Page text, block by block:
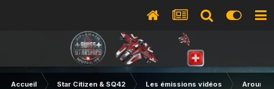
Accueil Star Citizen & SQ42 Les émissions vidéos Around